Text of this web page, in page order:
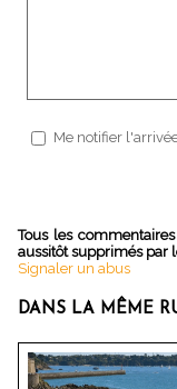
Me notifier
Tous les
aussitôt supprimés par
Signaler un abus
DANS LA MÊME